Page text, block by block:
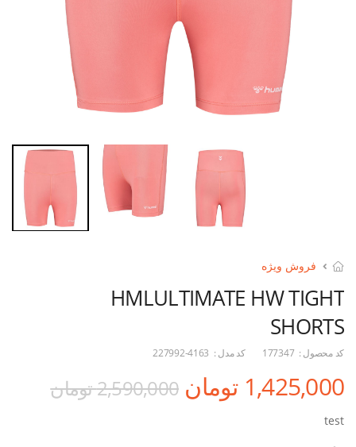
فروش ویژه
HMLULTIMATE HW TIGHT
SHORTS
کد محصول : 177347 کد مدل : 227992-4163
1,425,000 تومان 2,590,000 تومان
test